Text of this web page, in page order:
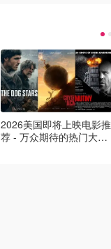
2026美国即将上映电影推
荐 - 万众期待的热门大片